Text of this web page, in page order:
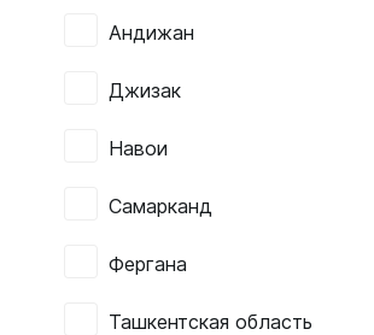
Андижан
Джизак
Навои
Самарканд
Фергана
Ташкентская область